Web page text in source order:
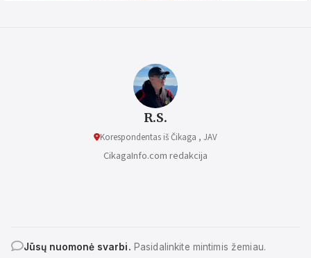
R.S.
Korespondentas iš Čikaga , JAV
CikagaInfo.com redakcija
Jūsų nuomonė svarbi. Pasidalinkite mintimis žemiau.